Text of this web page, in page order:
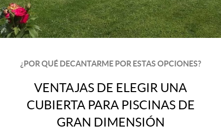
¿POR QUÉ DECANTARME POR ESTAS OPCIONES?
VENTAJAS DE ELEGIR UNA
CUBIERTA PARA PISCINAS DE
GRAN DIMENSIÓN